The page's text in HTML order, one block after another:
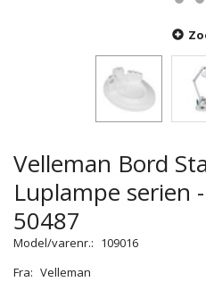
Velleman Bord
Luplampe serien
50487
Model/varenr.: 109016
Fra: Velleman